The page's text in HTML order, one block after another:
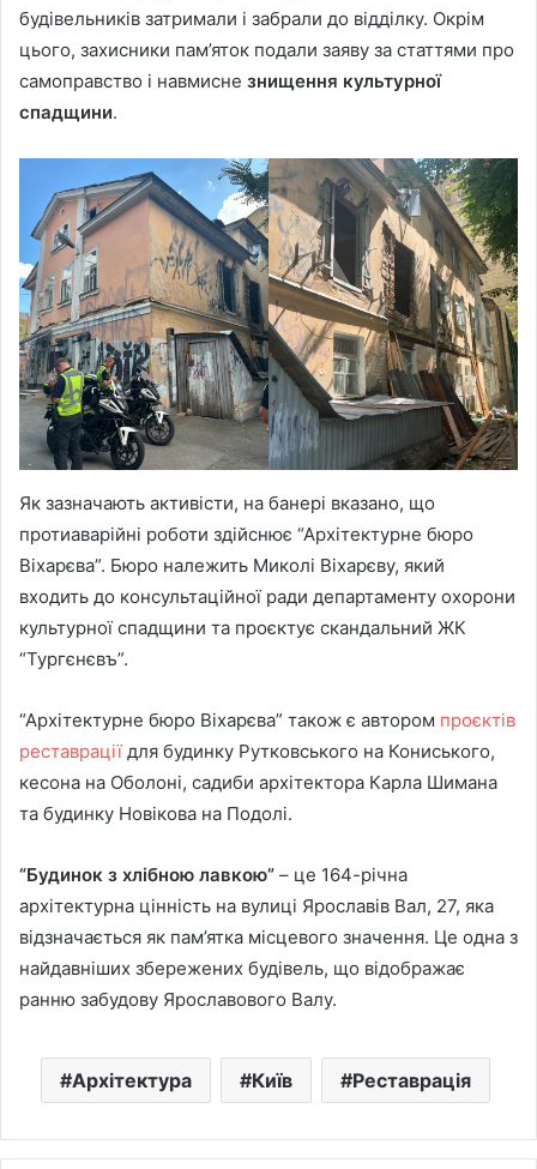
будівельників затримали і забрали до відділку. Окрім
цього, захисники пам’яток подали заяву за статтями про
самоправство і навмисне знищення культурної
спадщини.
Як зазначають активісти, на банері вказано, що
протиаварійні роботи здійснює “Архітектурне бюро
Віхарєва”. Бюро належить Миколі Віхарєву, який
входить до консультаційної ради департаменту охорони
культурної спадщини та проєктує скандальний ЖК
“Тургєнєвъ”.
“Архітектурне бюро Віхарєва” також є автором проєктів
реставрації для будинку Рутковського на Кониського,
кесона на Оболоні, садиби архітектора Карла Шимана
та будинку Новікова на Подолі.
“Будинок з хлібною лавкою” – це 164-річна
архітектурна цінність на вулиці Ярославів Вал, 27, яка
відзначається як пам’ятка місцевого значення. Це одна з
найдавніших збережених будівель, що відображає
ранню забудову Ярославового Валу.
Архітектура Київ Реставрація